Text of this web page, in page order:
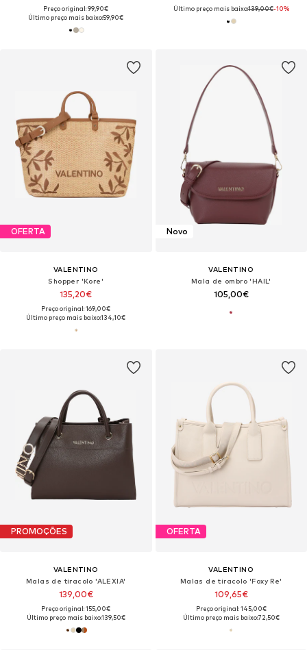
Preço original: 99,90€
Último preço mais baixo:59,90€
Último preço mais baixo:139,00€-10%
OFERTA
VALENTINO
Shopper 'Kore'
135,20€
Preço original: 169,00€
Último preço mais baixo:134,10€
Novo
VALENTINO
Mala de ombro 'HAIL'
105,00€
PROMOÇÕES
VALENTINO
Malas de tiracolo 'ALEXIA'
139,00€
Preço original: 155,00€
Último preço mais baixo:139,50€
OFERTA
VALENTINO
Malas de tiracolo 'Foxy Re'
109,65€
Preço original: 145,00€
Último preço mais baixo:72,50€